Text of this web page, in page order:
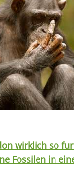
wirklich so
Fossilen in